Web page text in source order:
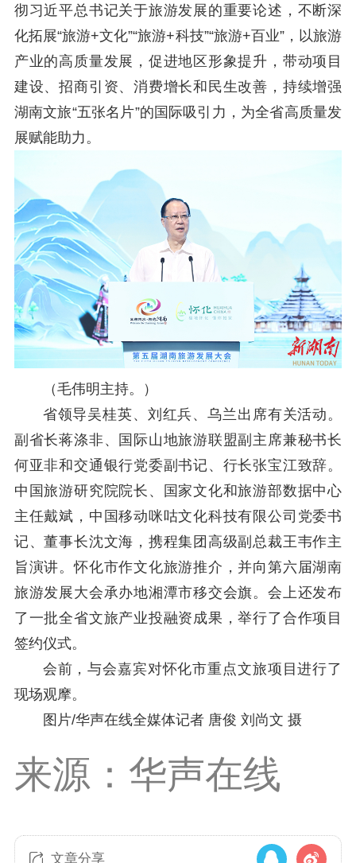
彻习近平总书记关于旅游发展的重要论述，不断深
化拓展“旅游+文化”“旅游+科技”“旅游+百业”，以旅游
产业的高质量发展，促进地区形象提升，带动项目
建设、招商引资、消费增长和民生改善，持续增强
湖南文旅“五张名片”的国际吸引力，为全省高质量发
展赋能助力。
（毛伟明主持。
）
省领导吴桂英、刘红兵、乌兰出席有关活动。
副省长蒋涤非、国际山地旅游联盟副主席兼秘书长
何亚非和交通银行党委副书记、行长张宝江致辞。
中国旅游研究院院长、国家文化和旅游部数据中心
主任戴斌，中国移动咪咕文化科技有限公司党委书
记、董事长沈文海，携程集团高级副总裁王韦作主
旨演讲。怀化市作文化旅游推介，并向第六届湖南
旅游发展大会承办地湘潭市移交会旗。会上还发布
了一批全省文旅产业投融资成果，举行了合作项目
签约仪式。
会前，与会嘉宾对怀化市重点文旅项目进行了
现场观摩。
图片/华声在线全媒体记者 唐俊 刘尚文 摄
来源：华声在线
文章分享